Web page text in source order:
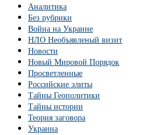
Аналитика
Без рубрики
Война на Украине
НЛО Необъявленый визит
Новости
Новый Мировой Порядок
Просветленные
Российские элиты
Тайны Геополитики
Тайны истории
Теория заговора
Украина